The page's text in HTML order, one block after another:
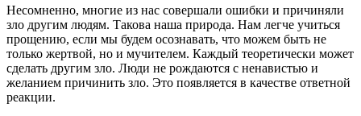
Несомненно, многие из нас совершали ошибки и причиняли
зло другим людям. Такова наша природа. Нам легче учиться
прощению, если мы будем осознавать, что можем быть не
только жертвой, но и мучителем. Каждый теоретически может
сделать другим зло. Люди не рождаются с ненавистью и
желанием причинить зло. Это появляется в качестве ответной
реакции.